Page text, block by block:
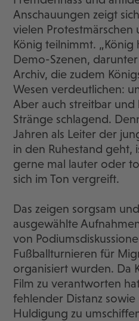
Anschauungen zeigt
vielen Protestmärschen
König teilnimmt. „König
Demo-Szenen,
Archiv, die zudem
Wesen verdeutlichen:
Aber auch streitbar
Stränge schlagend.
Jahren als Leiter der
in den Ruhestand geht,
gerne mal lauter oder
sich im Ton vergreift.
Das zeigen sorgsam
ausgewählte
von
Fußballturnieren für
organisiert wurden. Da
Film zu verantworten
fehlender Distanz
Huldigung zu